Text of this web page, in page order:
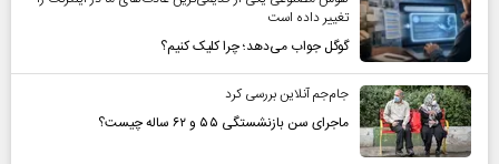
تغییر داده است
گوگل جواب می‌دهد؛ چرا کلیک کنیم؟
جام‌جم آنلاین بررسی کرد
ماجرای سن بازنشستگی ۵۵ و ۶۲ ساله چیست؟